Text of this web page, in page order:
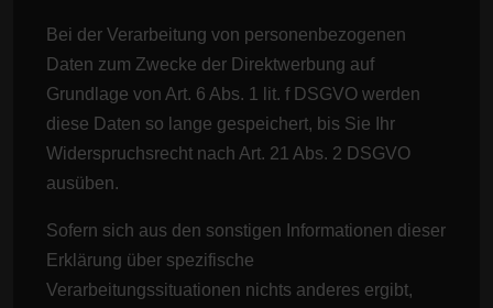
Bei der Verarbeitung von personenbezogenen
Daten zum Zwecke der Direktwerbung auf
Grundlage von Art. 6 Abs. 1 lit. f DSGVO werden
diese Daten so lange gespeichert, bis Sie Ihr
Widerspruchsrecht nach Art. 21 Abs. 2 DSGVO
ausüben.
Sofern sich aus den sonstigen Informationen dieser
Erklärung über spezifische
Verarbeitungssituationen nichts anderes ergibt,